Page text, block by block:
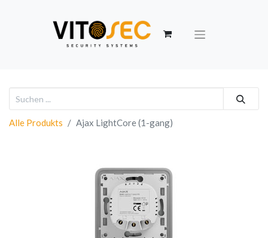
Alle Produkts Ajax LightCore (1-gang)